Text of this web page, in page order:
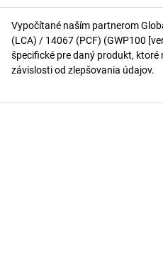
Vypočítané naším partnerom
(LCA) / 14067 (PCF) (GWP100
špecifické pre daný produkt,
závislosti od zlepšovania údajov.